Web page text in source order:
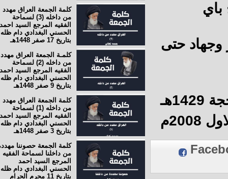
حتى
كلمة الجمعة العراق مهدد
من داخله (3) لسماحة
الفقيه المرجع السيد احمد
الحسني البغدادي دام ظله
بتاريخ 17 صفر 1448هـ
كلمـة الجمعة العراق مهدد
من داخله (2) لسماحة
الفقيه المرجع السيد احمد
الحسني البغدادي دام ظله
بتاريخ 9 صفر 1448هـ
كلمة الجمعة العراق مهدد
من داخله (1) لسماحة
الفقيه المرجع السيد احمد
الحسني البغدادي دام ظله
بتاريخ 3 صفر 1448هـ
كلمة الجمعة حصوننا مهددة
من داخلنا لسماحة الفقيه
المرجع السيد احمد
الحسني البغدادي دام ظله
بتاريخ 11 محرم الحرام